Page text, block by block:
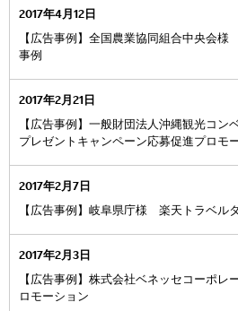
2017年4月12日
【広告事例】全国農業協同組合中央会
事例
2017年2月21日
【広告事例】一般財団法人沖縄観光コン
プレゼントキャンペーン応募促進プロモ
2017年2月7日
【広告事例】岐阜県庁様 楽天トラベル
2017年2月3日
【広告事例】株式会社ベネッセコーポレ
ロモーション